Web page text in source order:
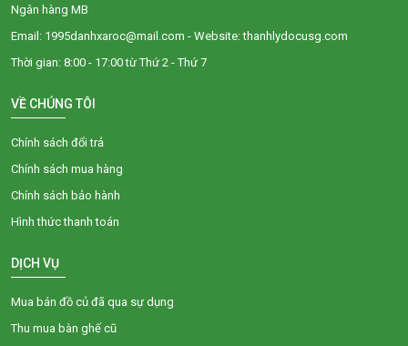
Ngân hàng MB
Email: 1995danhxaroc@mail.com - Website: thanhlydocusg.com
Thời gian: 8:00 - 17:00 từ Thứ 2 - Thứ 7
VỀ CHÚNG TÔI
Chính sách đổi trả
Chính sách mua hàng
Chính sách bảo hành
Hình thức thanh toán
DỊCH VỤ
Mua bán đồ củ đã qua sự dụng
Thu mua bàn ghế cũ